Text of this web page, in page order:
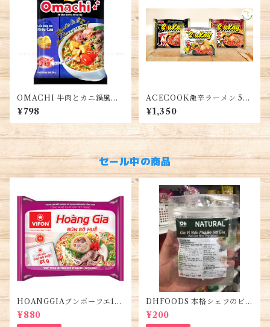
OMACHI 牛肉とカニ鍋風味5
袋入り・ OMACHI Lẩu Bắp
Bò Riêu Cua 5gói
¥798
ACECOOK激辛ラーメン 5
袋・Mì Siukay Acecook 5g
ói
¥1,350
セール中の商品
HOANGGIAブンボーフエ12
0g (5袋)・Bún Bò Huế
¥880
DHFOODS 本格シェフのビー
フフォーのセット・Gia Vị Ph
ở Bò Sài Gòn
¥200